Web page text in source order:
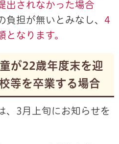
出されなかった場合
負担が無いとみなし、 4
となります。
が22歳年度末を迎
等を卒業する場合
、3月上旬にお知らせを